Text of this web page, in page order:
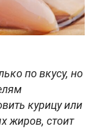
по вкусу, но
курицу или
жиров, стоит